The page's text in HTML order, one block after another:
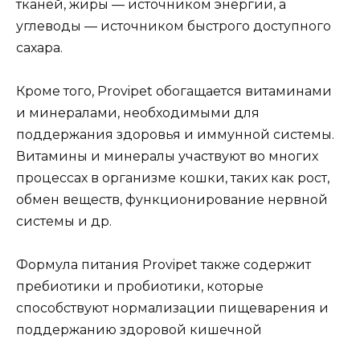
тканей, жиры — источником энергии, а
углеводы — источником быстрого доступного
сахара.
Кроме того, Provipet обогащается витаминами
и минералами, необходимыми для
поддержания здоровья и иммунной системы.
Витамины и минералы участвуют во многих
процессах в организме кошки, таких как рост,
обмен веществ, функционирование нервной
системы и др.
Формула питания Provipet также содержит
пребиотики и пробиотики, которые
способствуют нормализации пищеварения и
поддержанию здоровой кишечной